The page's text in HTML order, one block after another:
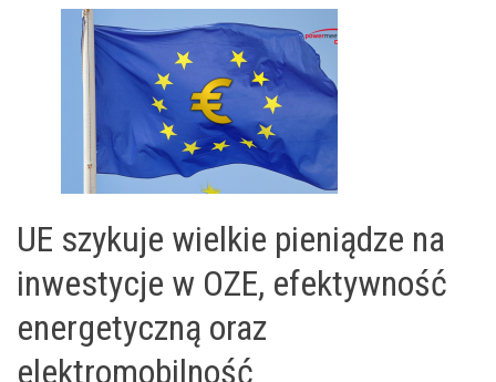
UE szykuje wielkie pieniądze na
inwestycje w OZE, efektywność
energetyczną oraz
elektromobilność